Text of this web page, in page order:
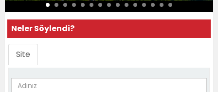
Neler Söylendi?
Site